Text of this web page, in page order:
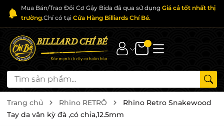
Mua Bán/Trao Đổi Cơ Gậy Bida đã qua sử dụng Giá cả tốt nhất thị
trường.Chỉ có tại Cửa Hàng Billiards Chí Bé.
Trang chủ Rhino RETRÔ
Rhino Retro Snakewood
Tay da vân kỳ đà ,có chỉa,12.5mm